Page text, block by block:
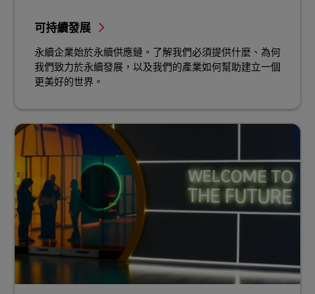
可持續發展
永續企業始於永續供應鏈。了解我們必須提供什麼、為何
我們致力於永續發展，以及我們的產業如何幫助建立一個
更美好的世界。